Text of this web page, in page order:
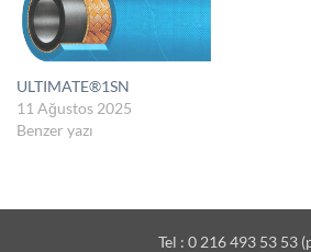
ULTIMATE®1SN
11 Ağustos 2025
Benzer yazı
Tel : 0 216 493 53 53